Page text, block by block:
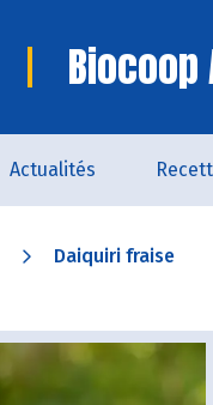
Actualités
Daiquiri fraise